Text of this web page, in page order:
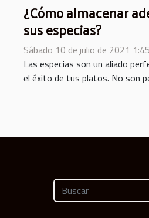
¿Cómo almacenar
sus especias?
Sábado 10 de julio de 2021 1:45
Las especias son un aliado
el éxito de tus platos. No son